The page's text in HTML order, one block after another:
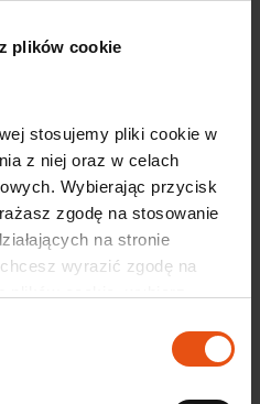
plików cookie
stosujemy pliki cookie w
z niej oraz w celach
Wybierając przycisk
zgodę na stosowanie
na stronie
wyrazić zgodę na
Twoich danych
Polityce prywatności.